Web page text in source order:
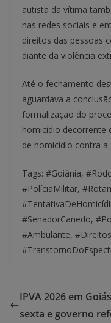
autista da vítima
nas redes sociais e
direitos das pessoas
diante da violência
Até o fechamento
aguardava a
formalização do
homicídio decorrente
de homicídio contra a
Tags: #Goiânia,
#PolíciaMilitar,
#SenadorCanedo,
#Ambulante,
IPVA 2026 em
sexta e governo